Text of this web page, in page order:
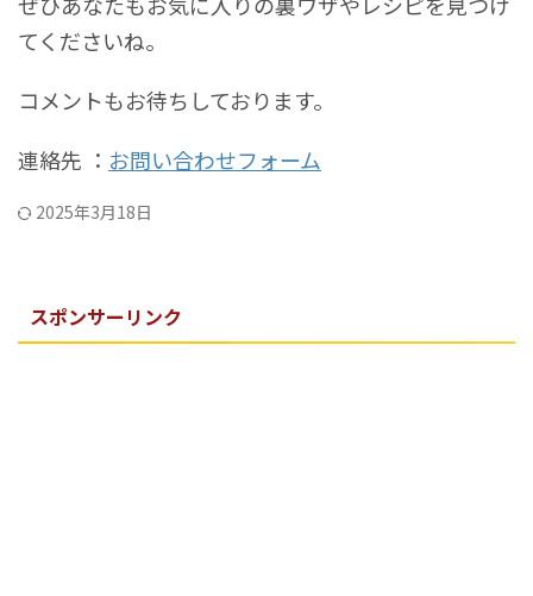
てくださいね。
コメントもお待ちしております。
連絡先 ： お問い合わせフォーム
2025年3月18日
スポンサーリンク